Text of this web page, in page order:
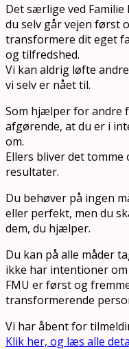
Det særlige ved
du selv går vejen først
transformere dit eget
og tilfredshed.
Vi kan aldrig løfte
vi selv er nået til.
Som hjælper for andre
afgørende, at du er i
om.
Ellers bliver det
resultater.
Du behøver på ingen
eller perfekt, men du
dem, du hjælper.
Du kan på alle måder
ikke har intentioner
FMU er først og
transformerende
Vi har åbent for
Klik her, og læs alle